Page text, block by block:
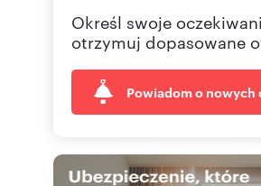
Określ swoje
otrzymuj dopasowane
Powiadom o nowych